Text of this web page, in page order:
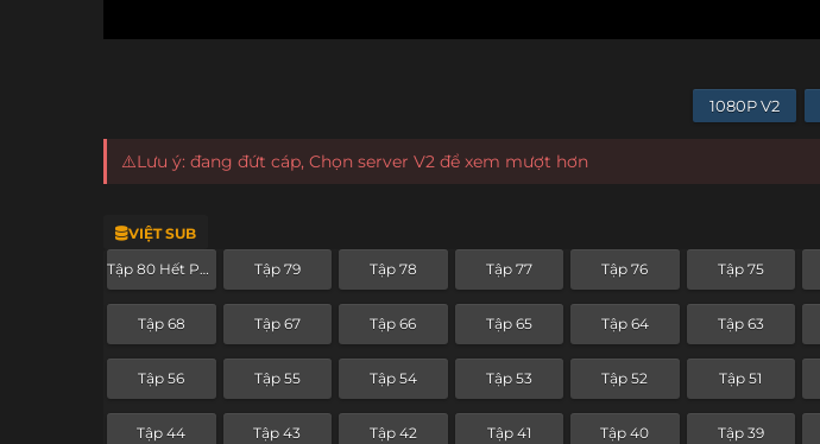
1080P V2
⚠️Lưu ý: đang đứt cáp, Chọn server V2 để xem mượt hơn
VIỆT SUB
Tập 80 Hết Phần Tập 79 Tập 78 Tập 77 Tập 76 Tập 75
Tập 68 Tập 67 Tập 66 Tập 65 Tập 64 Tập 63
Tập 56 Tập 55 Tập 54 Tập 53 Tập 52 Tập 51
Tập 44 Tập 43 Tập 42 Tập 41 Tập 40 Tập 39